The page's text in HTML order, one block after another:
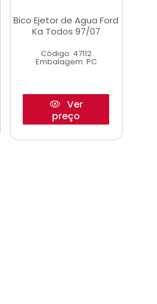
Bico Ejetor de Agua Ford
Ka Todos 97/07
Código: 47112
Embalagem: PC
Ver
preço